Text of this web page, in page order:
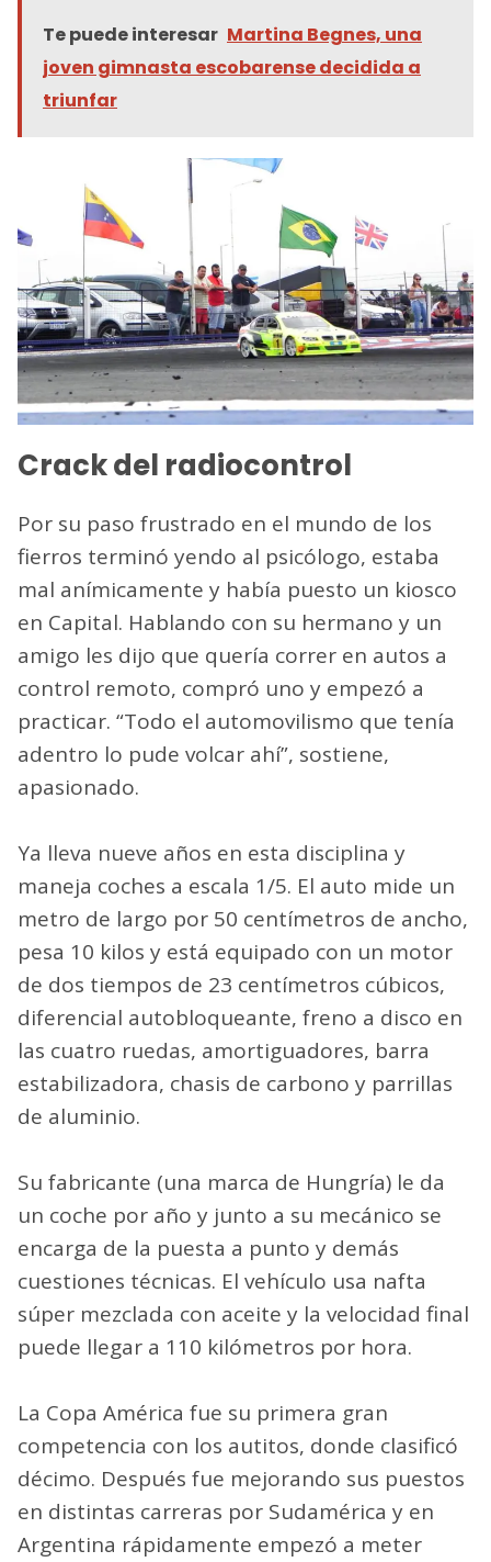
Te puede interesar Martina Begnes, una
joven gimnasta escobarense decidida a
triunfar
Crack del radiocontrol
Por su paso frustrado en el mundo de los
fierros terminó yendo al psicólogo, estaba
mal anímicamente y había puesto un kiosco
en Capital. Hablando con su hermano y un
amigo les dijo que quería correr en autos a
control remoto, compró uno y empezó a
practicar. “Todo el automovilismo que tenía
adentro lo pude volcar ahí”, sostiene,
apasionado.
Ya lleva nueve años en esta disciplina y
maneja coches a escala 1/5. El auto mide un
metro de largo por 50 centímetros de ancho,
pesa 10 kilos y está equipado con un motor
de dos tiempos de 23 centímetros cúbicos,
diferencial autobloqueante, freno a disco en
las cuatro ruedas, amortiguadores, barra
estabilizadora, chasis de carbono y parrillas
de aluminio.
Su fabricante (una marca de Hungría) le da
un coche por año y junto a su mecánico se
encarga de la puesta a punto y demás
cuestiones técnicas. El vehículo usa nafta
súper mezclada con aceite y la velocidad final
puede llegar a 110 kilómetros por hora.
La Copa América fue su primera gran
competencia con los autitos, donde clasificó
décimo. Después fue mejorando sus puestos
en distintas carreras por Sudamérica y en
Argentina rápidamente empezó a meter